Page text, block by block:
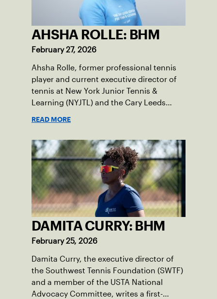
AHSHA ROLLE: BHM
February 27, 2026
Ahsha Rolle, former professional tennis
player and current executive director of
tennis at New York Junior Tennis &
Learning (NYJTL) and the Cary Leeds
generation can thrive.
READ MORE
DAMITA CURRY: BHM
February 25, 2026
Damita Curry, the executive director of
the Southwest Tennis Foundation (SWTF)
and a member of the USTA National
Advocacy Committee, writes a first-